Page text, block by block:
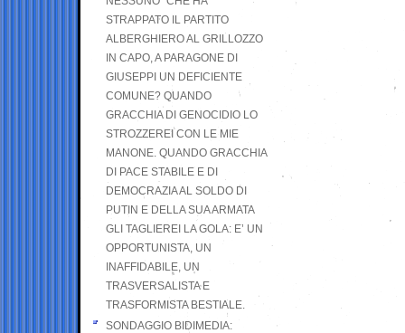
STRAPPATO IL PARTITO
ALBERGHIERO AL GRILLOZZO
IN CAPO, A PARAGONE DI
GIUSEPPI UN DEFICIENTE
COMUNE? QUANDO
GRACCHIA DI GENOCIDIO LO
STROZZEREI CON LE MIE
MANONE. QUANDO GRACCHIA
DI PACE STABILE E DI
DEMOCRAZIA AL SOLDO DI
PUTIN E DELLA SUA ARMATA
GLI TAGLIEREI LA GOLA: E’ UN
OPPORTUNISTA, UN
INAFFIDABILE, UN
TRASVERSALISTA E
TRASFORMISTA BESTIALE.
SONDAGGIO BIDIMEDIA: